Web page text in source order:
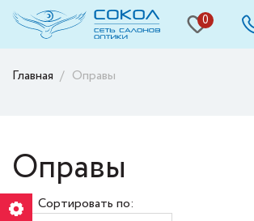
0
Главная Оправы
Оправы
Сортировать по: